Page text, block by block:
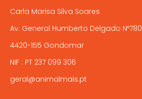
Carla Marisa Silva Soares
Av. General Humberto Delgado Nº780
4420-155 Gondomar
NIF : PT 237 099 306
geral@animalmais.pt